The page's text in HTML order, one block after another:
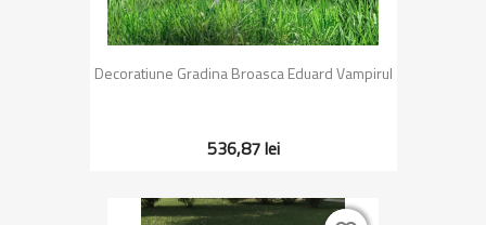
Decoratiune Gradina Broasca Eduard Vampirul
536,87 lei